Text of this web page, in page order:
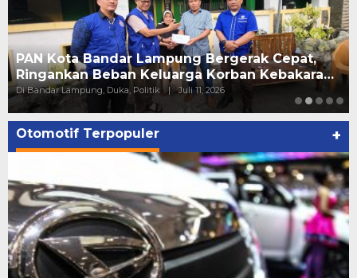
Ary Meizary Alfian Kembali Terpilih Secara
Aklamasi sebagai Ketua Apindo Lampung
Di Bandar Lampung, Politik, Tokoh | Juni 23, 2026
Otomotif Terpopuler +